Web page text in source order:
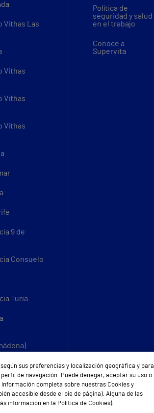
Vithas Las
Vithas
Vithas
Vithas
9 de
Consuelo
Turia
Política de
seguridad y salud
en el trabajo
Conoce a
Supervita
sus preferencias y localización geográfica y para
de navegación. Puede denegar, aceptar su uso o
completa sobre nuestras Cookies y
accesible desde el pie de página). Alguna de las
información en la Política de Cookies).